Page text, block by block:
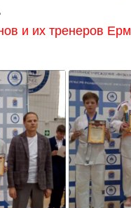
и их тренеров